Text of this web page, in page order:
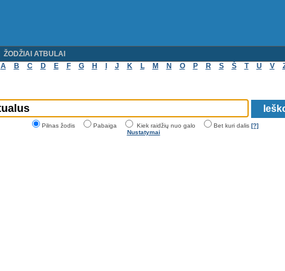
ŽODŽIAI ATBULAI
A
B C D E F G H J K L M N O P R S Š T U V
Pilnas žodis Pabaiga Kiek raidžių nuo galo Bet kuri dalis [?]
Nustatymai